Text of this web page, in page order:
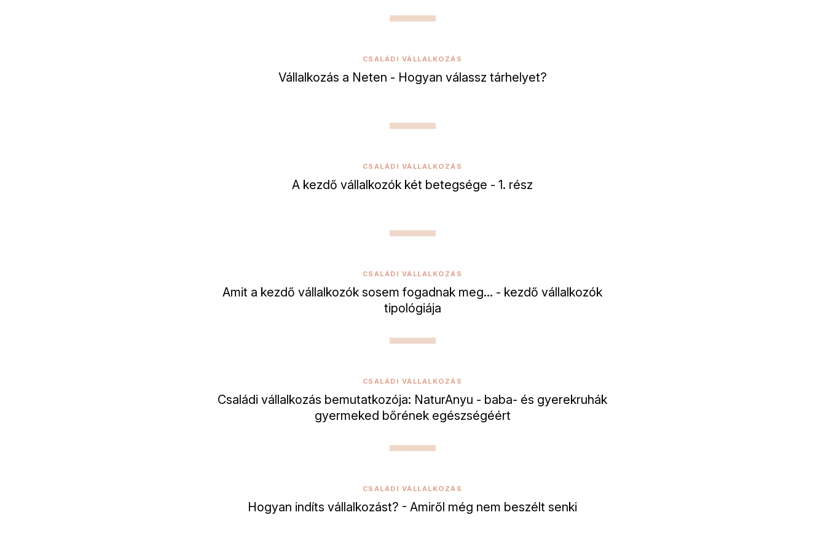
CSALÁDI VÁLLALKOZÁS
Vállalkozás a Neten - Hogyan válassz tárhelyet?
CSALÁDI VÁLLALKOZÁS
A kezdő vállalkozók két betegsége - 1. rész
CSALÁDI VÁLLALKOZÁS
Amit a kezdő vállalkozók sosem fogadnak meg... - kezdő vállalkozók
tipológiája
CSALÁDI VÁLLALKOZÁS
Családi vállalkozás bemutatkozója: NaturAnyu - baba- és gyerekruhák
gyermeked bőrének egészségéért
CSALÁDI VÁLLALKOZÁS
Hogyan indíts vállalkozást? - Amiről még nem beszélt senki